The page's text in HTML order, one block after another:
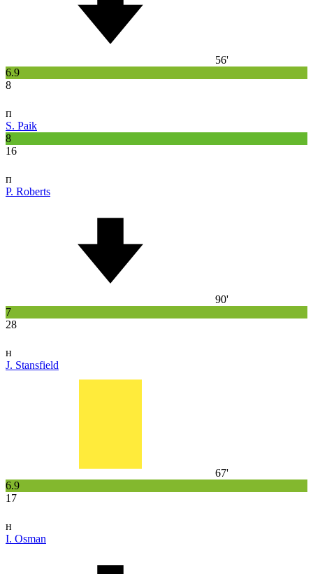
56'
6.9
8
п
S. Paik
8
16
п
P. Roberts
90'
7
28
н
J. Stansfield
67'
6.9
17
н
I. Osman